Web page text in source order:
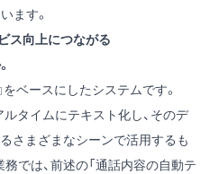
ます。
ス向上につながる
ベースにしたシステムです。
ルタイムにテキスト化し、そのデ
さまざまなシーンで活用するも
では、前述の「通話内容の自動テ